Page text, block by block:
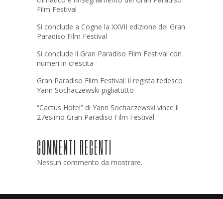
Film Festival
Si conclude a Cogne la XXVII edizione del Gran
Paradiso Film Festival
Si conclude il Gran Paradiso Film Festival con
numeri in crescita
Gran Paradiso Film Festival: il regista tedesco
Yann Sochaczewski pigliatutto
“Cactus Hotel” di Yann Sochaczewski vince il
27esimo Gran Paradiso Film Festival
COMMENTI RECENTI
Nessun commento da mostrare.